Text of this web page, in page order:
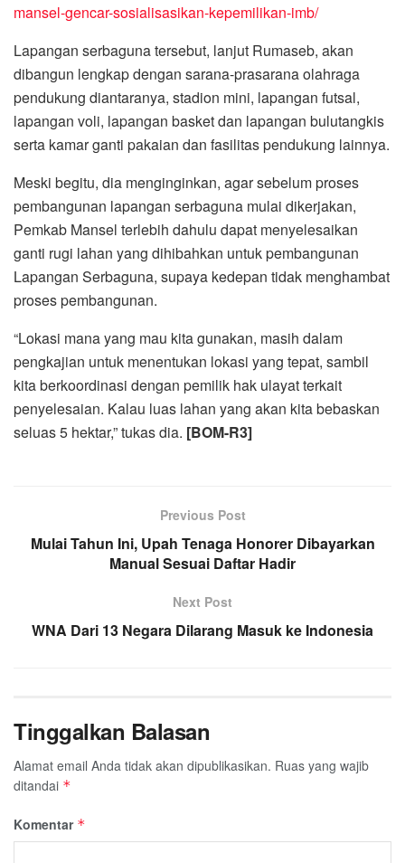
mansel-gencar-sosialisasikan-kepemilikan-imb/
Lapangan serbaguna tersebut, lanjut Rumaseb, akan
dibangun lengkap dengan sarana-prasarana olahraga
pendukung diantaranya, stadion mini, lapangan futsal,
lapangan voli, lapangan basket dan lapangan bulutangkis
serta kamar ganti pakaian dan fasilitas pendukung lainnya.
Meski begitu, dia menginginkan, agar sebelum proses
pembangunan lapangan serbaguna mulai dikerjakan,
Pemkab Mansel terlebih dahulu dapat menyelesaikan
ganti rugi lahan yang dihibahkan untuk pembangunan
Lapangan Serbaguna, supaya kedepan tidak menghambat
proses pembangunan.
“Lokasi mana yang mau kita gunakan, masih dalam
pengkajian untuk menentukan lokasi yang tepat, sambil
kita berkoordinasi dengan pemilik hak ulayat terkait
penyelesaian. Kalau luas lahan yang akan kita bebaskan
seluas 5 hektar,” tukas dia. [BOM-R3]
Previous Post
Mulai Tahun Ini, Upah Tenaga Honorer Dibayarkan
Manual Sesuai Daftar Hadir
Next Post
WNA Dari 13 Negara Dilarang Masuk ke Indonesia
Tinggalkan Balasan
Alamat email Anda tidak akan dipublikasikan. Ruas yang wajib
ditandai *
Komentar *